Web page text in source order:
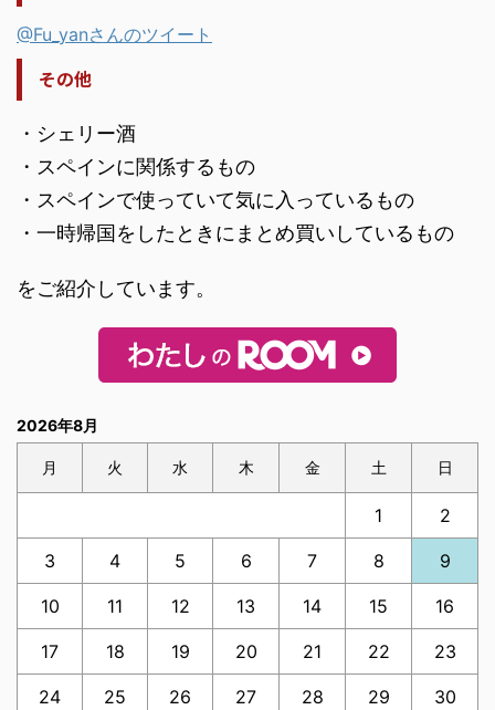
@Fu_yanさんのツイート
その他
・シェリー酒
・スペインに関係するもの
・スペインで使っていて気に入っているもの
・一時帰国をしたときにまとめ買いしているもの
をご紹介しています。
2026年8月
月 火 水 木 金 土 日
1 2
3 4 5 6 7 8 9
10 11 12 13 14 15 16
17 18 19 20 21 22 23
24 25 26 27 28 29 30